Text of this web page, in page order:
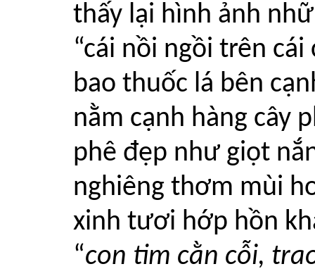
thấy lại hình ảnh
“cái nồi ngồi trên
bao thuốc lá bên
nằm cạnh hàng cây
phê đẹp như giọt
nghiêng thơm mùi
xinh tươi hớp hồn
“con tim cằn cỗi,